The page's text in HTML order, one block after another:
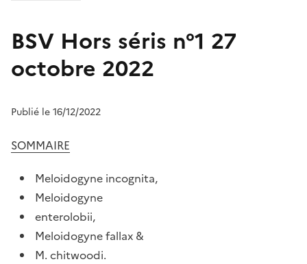
BSV Hors séris n°1 27
octobre 2022
Publié le 16/12/2022
SOMMAIRE
Meloidogyne incognita,
Meloidogyne
enterolobii,
Meloidogyne fallax &
M. chitwoodi.